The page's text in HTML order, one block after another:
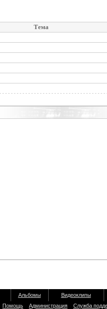
Тема
Альбомы
Видеоклипы
Помощь Администрация Служба